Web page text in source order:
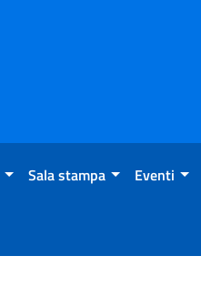
Sala stampa Eventi